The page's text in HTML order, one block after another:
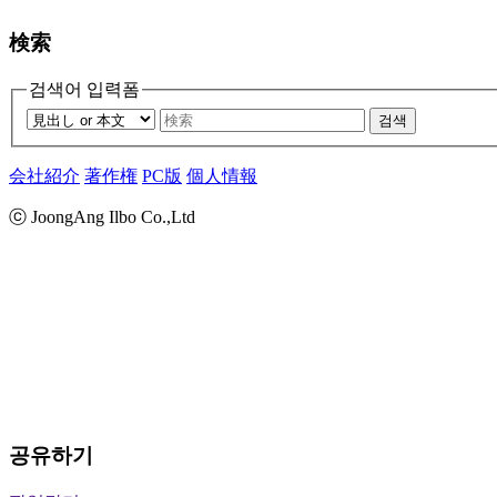
検索
검색어 입력폼
검색
会社紹介 著作権 PC版 個人情報
ⓒ JoongAng Ilbo Co.,Ltd
공유하기